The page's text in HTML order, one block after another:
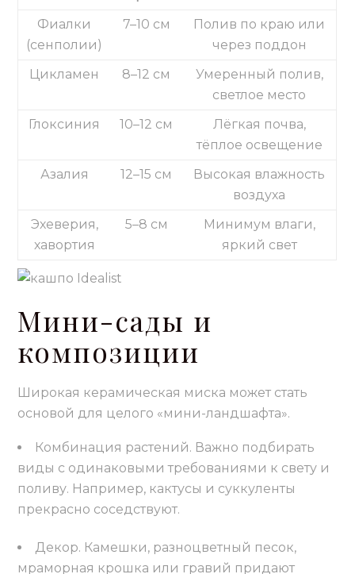
Фиалки
(сенполии)
7–10 см
Полив по краю или
через поддон
Цикламен
8–12 см
Умеренный полив,
светлое место
Глоксиния
10–12 см
Лёгкая почва,
тёплое освещение
Азалия
12–15 см
Высокая влажность
воздуха
Эхеверия,
хавортия
5–8 см
Минимум влаги,
яркий свет
Мини-сады и
композиции
Широкая керамическая миска может стать
основой для целого «мини-ландшафта».
Комбинация растений. Важно подбирать
виды с одинаковыми требованиями к свету и
поливу. Например, кактусы и суккуленты
прекрасно соседствуют.
Декор. Камешки, разноцветный песок,
мраморная крошка или гравий придают